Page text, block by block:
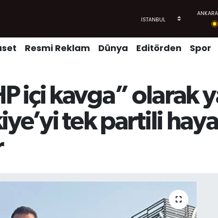
Resmi Reklam Dünya Editörden Spor
içi kavga” olarak
tek partili